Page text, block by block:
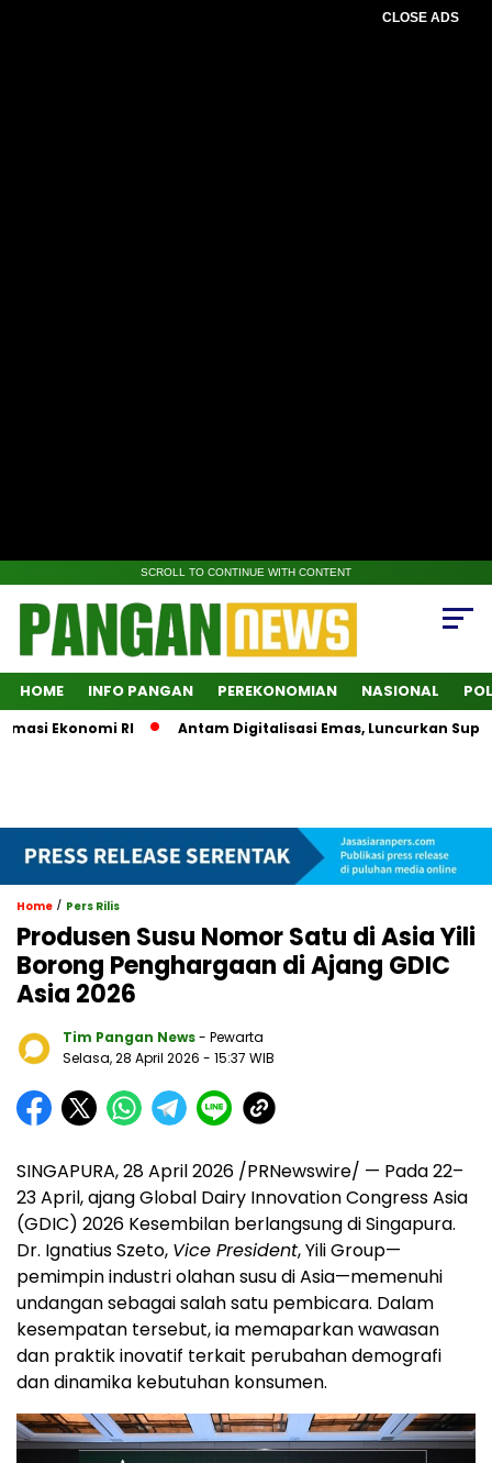
CLOSE ADS
SCROLL TO CONTINUE WITH CONTENT
HOME INFO PANGAN PEREKONOMIAN NASIONAL
Ekonomi RI Antam Digitalisasi Emas, Luncurkan
Home / Pers Rilis
Produsen Susu Nomor Satu di Asia Yili
Borong Penghargaan di Ajang GDIC
Asia 2026
Tim Pangan News- Pewarta
Selasa, 28 April 2026 - 15:37 WIB
SINGAPURA, 28 April 2026 /PRNewswire/ — Pada 22–
23 April, ajang Global Dairy Innovation Congress Asia
(GDIC) 2026 Kesembilan berlangsung di Singapura.
Dr. Ignatius Szeto, Vice President, Yili Group—
pemimpin industri olahan susu di Asia—memenuhi
undangan sebagai salah satu pembicara. Dalam
kesempatan tersebut, ia memaparkan wawasan
dan praktik inovatif terkait perubahan demografi
dan dinamika kebutuhan konsumen.